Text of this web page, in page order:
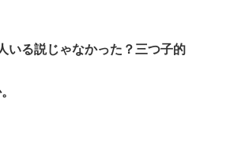
いる説じゃなかった？三つ子的